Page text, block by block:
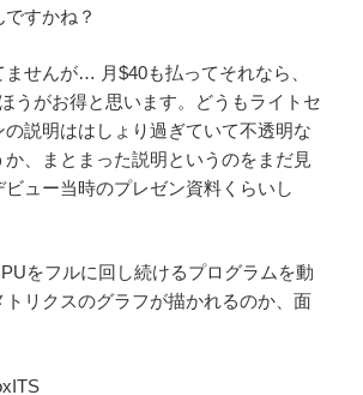
すかね？
せんが… 月$40も払ってそれなら、
うがお得と思います。どうもライトセ
説明ははしょり過ぎていて不透明な
、まとまった説明というのをまだ見
ュー当時のプレゼン資料くらいし
をフルに回し続けるプログラムを動
リクスのグラフが描かれるのか、面